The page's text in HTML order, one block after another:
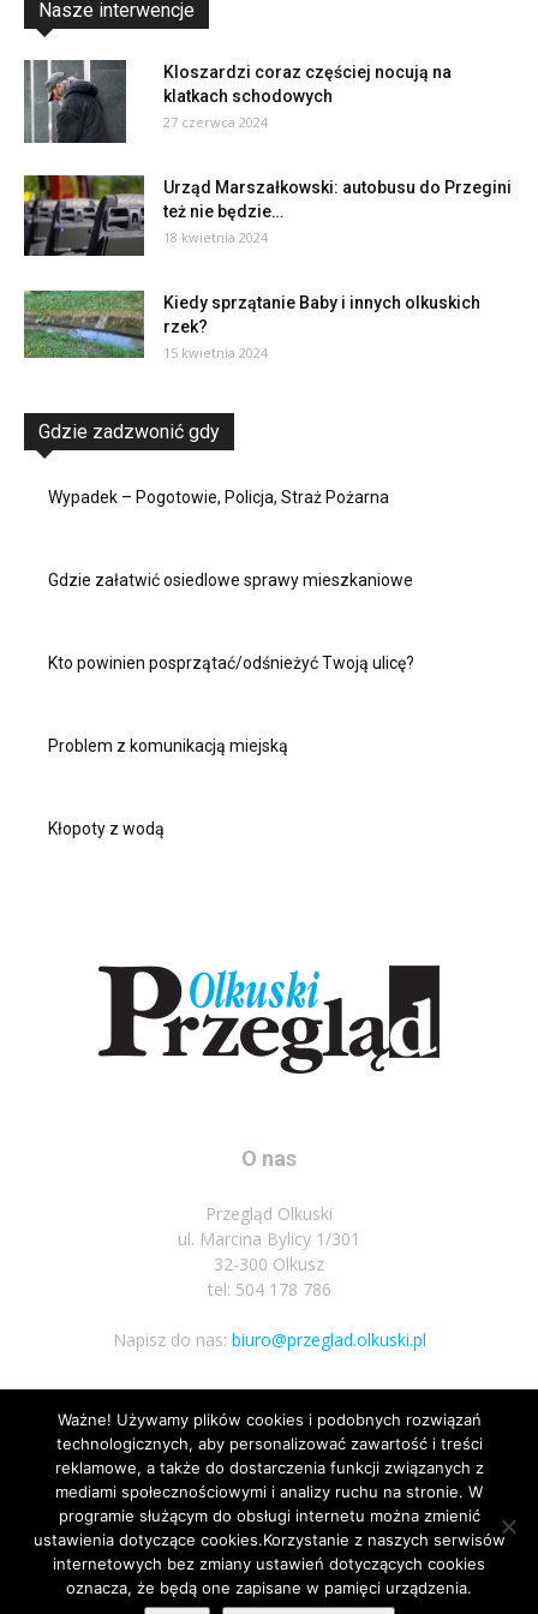
Nasze interwencje
Kloszardzi coraz częściej nocują na
klatkach schodowych
27 czerwca 2024
Urząd Marszałkowski: autobusu do Przegini
też nie będzie…
18 kwietnia 2024
Kiedy sprzątanie Baby i innych olkuskich
rzek?
15 kwietnia 2024
Gdzie zadzwonić gdy
Wypadek – Pogotowie, Policja, Straż Pożarna
Gdzie załatwić osiedlowe sprawy mieszkaniowe
Kto powinien posprzątać/odśnieżyć Twoją ulicę?
Problem z komunikacją miejską
Kłopoty z wodą
O nas
Przegląd Olkuski
ul. Marcina Bylicy 1/301
32-300 Olkusz
tel: 504 178 786
Napisz do nas: biuro@przeglad.olkuski.pl
Podążaj za nami
Nota prawna Polityka prywatnosci Kariera Regulamin
Ważne! Używamy plików cookies i podobnych rozwiązań
technologicznych, aby personalizować zawartość i treści
reklamowe, a także do dostarczenia funkcji związanych z
mediami społecznościowymi i analizy ruchu na stronie. W
programie służącym do obsługi internetu można zmienić
ustawienia dotyczące cookies.Korzystanie z naszych serwisów
internetowych bez zmiany ustawień dotyczących cookies
oznacza, że będą one zapisane w pamięci urządzenia.